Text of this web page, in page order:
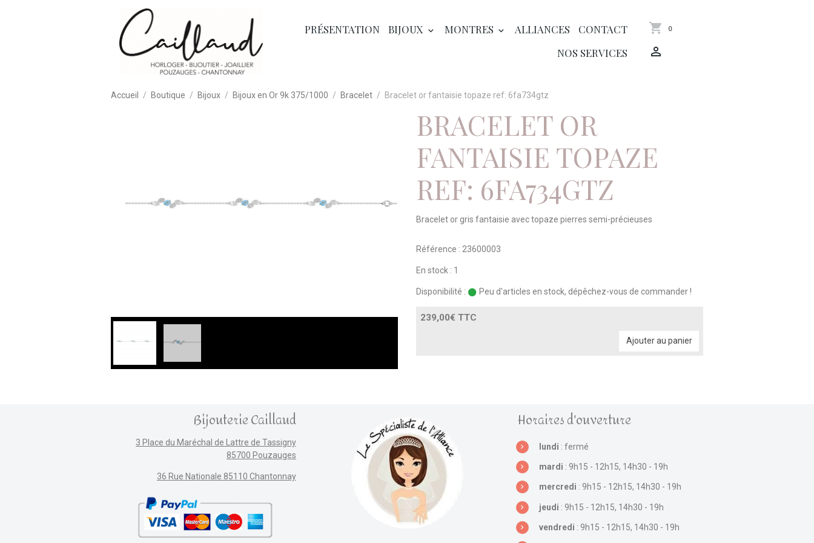
PRÉSENTATION BIJOUX MONTRES ALLIANCES
CONTACT
NOS SERVICES
0
Accueil Boutique Bijoux Bijoux en Or 9k 375/1000 Bracelet Bracelet or fantaisie topaze ref: 6fa734gtz
BRACELET OR
FANTAISIE TOPAZE
REF: 6FA734GTZ
Bracelet or gris fantaisie avec topaze pierres semi-précieuses
Référence : 23600003
En stock : 1
Disponibilité : Peu d'articles en stock, dépêchez-vous de commander !
239,00€ TTC
Ajouter au panier
Bijouterie Caillaud
3 Place du Maréchal de Lattre de Tassigny
85700 Pouzauges
36 Rue Nationale 85110 Chantonnay
Horaires d'ouverture
lundi : fermé
mardi : 9h15 - 12h15, 14h30 - 19h
mercredi : 9h15 - 12h15, 14h30 - 19h
jeudi : 9h15 - 12h15, 14h30 - 19h
vendredi : 9h15 - 12h15, 14h30 - 19h